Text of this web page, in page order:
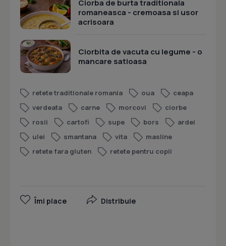
Ciorba de burta traditionala
romaneasca - cremoasa si usor
acrisoara
Ciorbita de vacuta cu legume - o
mancare satioasa
retete traditionale romania oua
ceapa
verdeata
carne morcovi
ciorbe
rosii
cartofi supe bors
ardei
ulei
smantana vita
masline
retete fara gluten
retete pentru copii
Îmi place Distribuie